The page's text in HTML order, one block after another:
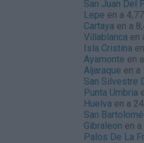
San Juan Del
Lepe en a
Cartaya en a
Villablanca en
Isla Cristina
Ayamonte en
Aljaraque en a
San Silvestre
Punta Umbria
Huelva en a
San
Gibraleon en
Palos De La